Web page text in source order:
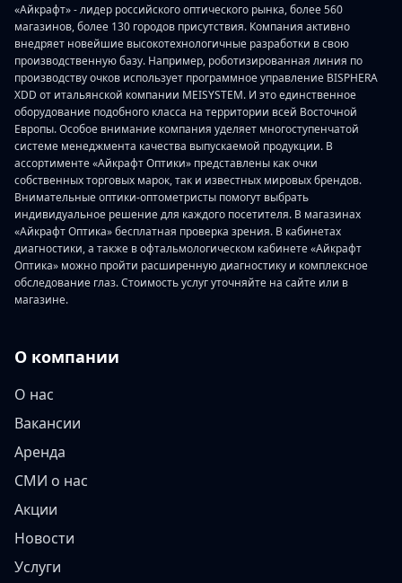
«Айкрафт» - лидер российского оптического рынка, более 560
магазинов, более 130 городов присутствия. Компания активно
внедряет новейшие высокотехнологичные разработки в свою
производственную базу. Например, роботизированная линия по
производству очков использует программное управление BISPHERA
XDD от итальянской компании MEISYSTEM. И это единственное
оборудование подобного класса на территории всей Восточной
Европы. Особое внимание компания уделяет многоступенчатой
системе менеджмента качества выпускаемой продукции. В
ассортименте «Айкрафт Оптики» представлены как очки
собственных торговых марок, так и известных мировых брендов.
Внимательные оптики-оптометристы помогут выбрать
индивидуальное решение для каждого посетителя. В магазинах
«Айкрафт Оптика» бесплатная проверка зрения. В кабинетах
диагностики, а также в офтальмологическом кабинете «Айкрафт
Оптика» можно пройти расширенную диагностику и комплексное
обследование глаз. Стоимость услуг уточняйте на сайте или в
магазине.
О компании
О нас
Вакансии
Аренда
СМИ о нас
Акции
Новости
Услуги